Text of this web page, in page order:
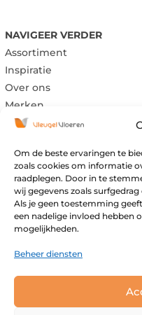
Om de beste ervaringen te
zoals cookies om informatie
raadplegen. Door in te
wij gegevens zoals
Als je geen toestemming
een nadelige invloed hebben
mogelijkheden.
Beheer diensten
NAVIGEER VERDER
Assortiment
Inspiratie
Over ons
Merken
Maandag:
Gesloten
Dinsdag:
Gesloten
Woensdag: 09:00 – 17:00
Donderdag: 09:00 – 17:00
Vrijdag:
09:00 – 17:00
Zaterdag:
09:00 – 16:00
Buiten openingstijden